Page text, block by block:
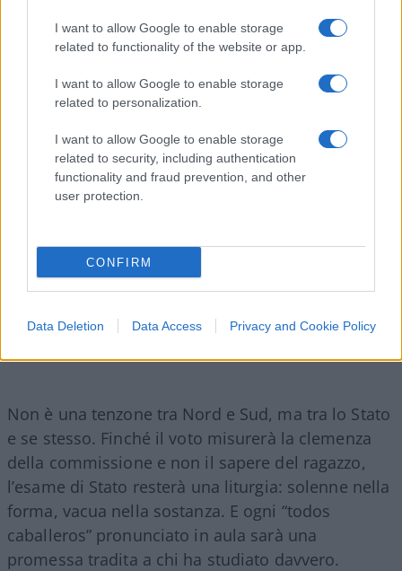
I want to allow Google to enable storage
related to functionality of the website or app.
I want to allow Google to enable storage
related to personalization.
I want to allow Google to enable storage
related to security, including authentication
functionality and fraud prevention, and other
user protection.
CONFIRM
Data Deletion Data Access Privacy and Cookie Policy
negato di un altro. La meritocrazia, invocata come
totem, viene capovolta nel suo contrario:
la larghezza del giudicante e non la
competenza del giudicato
Non è una tenzone tra Nord e Sud, ma tra lo Stato
e se stesso. Finché il voto misurerà la clemenza
della commissione e non il sapere del ragazzo,
l’esame di Stato resterà una liturgia: solenne nella
forma, vacua nella sostanza. E ogni “todos
caballeros” pronunciato in aula sarà una
promessa tradita a chi ha studiato davvero.